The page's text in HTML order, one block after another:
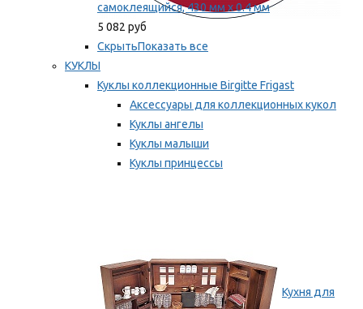
самоклеящийся, 430 мм х 0.4 мм
5 082 руб
СкрытьПоказать все
КУКЛЫ
Куклы коллекционные Birgitte Frigast
Аксессуары для коллекционных кукол
Куклы ангелы
Куклы малыши
Куклы принцессы
Кухня для